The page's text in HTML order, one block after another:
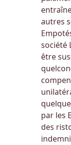
autres
société
être
par les
des